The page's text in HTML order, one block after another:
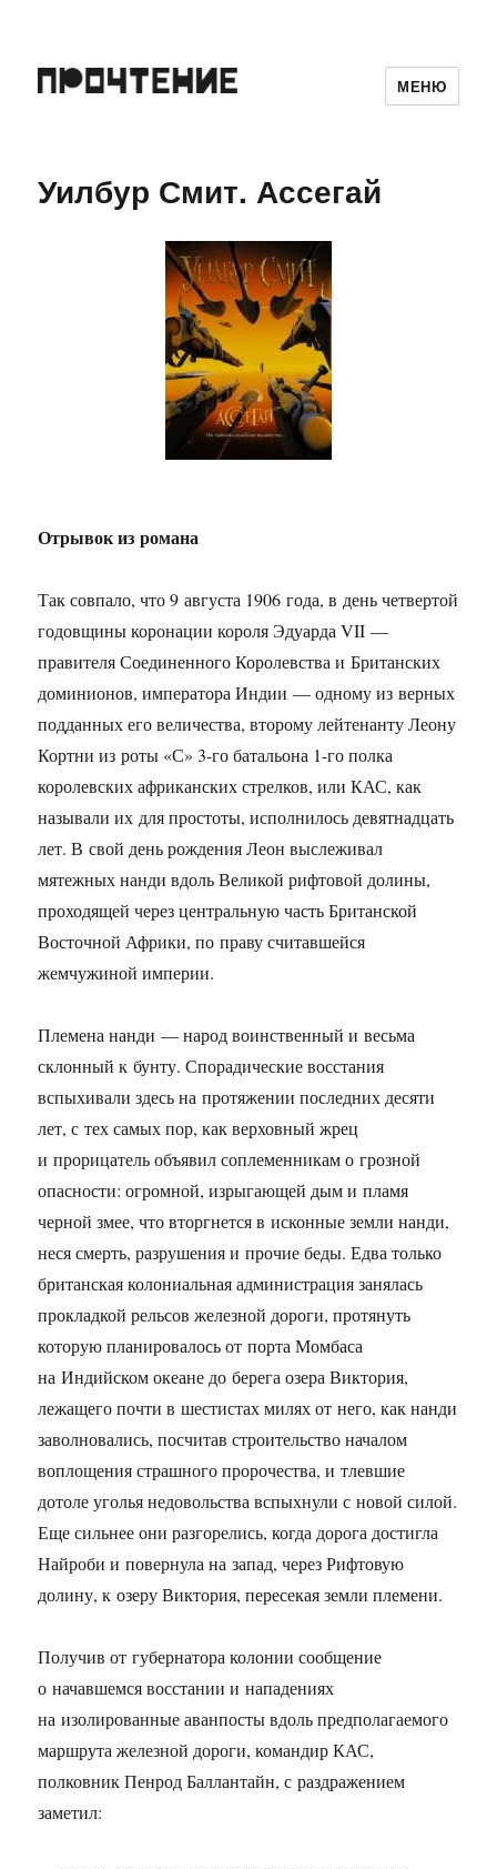
МЕНЮ
Уилбур Смит. Ассегай
Отрывок из романа
Так совпало, что 9 августа 1906 года, в день четвертой
годовщины коронации короля Эдуарда VII —
правителя Соединенного Королевства и Британских
доминионов, императора Индии — одному из верных
подданных его величества, второму лейтенанту Леону
Кортни из роты «С» 3-гобатальона 1-гополка
королевских африканских стрелков, или КАС, как
называли их для простоты, исполнилось девятнадцать
лет. В свой день рождения Леон выслеживал
мятежных нанди вдоль Великой рифтовой долины,
проходящей через центральную часть Британской
Восточной Африки, по праву считавшейся
жемчужиной империи.
Племена нанди — народ воинственный и весьма
склонный к бунту. Спорадические восстания
вспыхивали здесь на протяжении последних десяти
лет, с тех самых пор, как верховный жрец
и прорицатель объявил соплеменникам о грозной
опасности: огромной, изрыгающей дым и пламя
черной змее, что вторгнется в исконные земли нанди,
неся смерть, разрушения и прочие беды. Едва только
британская колониальная администрация занялась
прокладкой рельсов железной дороги, протянуть
которую планировалось от порта Момбаса
на Индийском океане до берега озера Виктория,
лежащего почти в шестистах милях от него, как нанди
заволновались, посчитав строительство началом
воплощения страшного пророчества, и тлевшие
дотоле уголья недовольства вспыхнули с новой силой.
Еще сильнее они разгорелись, когда дорога достигла
Найроби и повернула на запад, через Рифтовую
долину, к озеру Виктория, пересекая земли племени.
Получив от губернатора колонии сообщение
о начавшемся восстании и нападениях
на изолированные аванпосты вдоль предполагаемого
маршрута железной дороги, командир КАС,
полковник Пенрод Баллантайн, с раздражением
заметил: